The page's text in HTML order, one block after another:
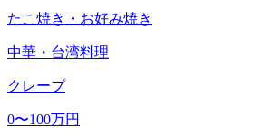
たこ焼き・お好み焼き
中華・台湾料理
クレープ
0〜100万円